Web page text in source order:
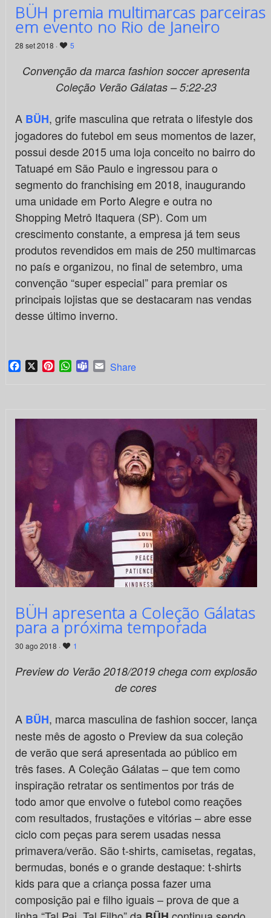
BÜH premia multimarcas parceiras
em evento no Rio de Janeiro
28 set 2018 · 5
Convenção da marca fashion soccer apresenta
Coleção Verão Gálatas – 5:22-23
A BÜH, grife masculina que retrata o lifestyle dos
jogadores do futebol em seus momentos de lazer,
possui desde 2015 uma loja conceito no bairro do
Tatuapé em São Paulo e ingressou para o
segmento do franchising em 2018, inaugurando
uma unidade em Porto Alegre e outra no
Shopping Metrô Itaquera (SP). Com um
crescimento constante, a empresa já tem seus
produtos revendidos em mais de 250 multimarcas
no país e organizou, no final de setembro, uma
convenção “super especial” para premiar os
principais lojistas que se destacaram nas vendas
desse último inverno.
Facebook
X PinterestWhatsApp
TeamsEmail
Share
BÜH apresenta a Coleção Gálatas
para a próxima temporada
30 ago 2018 · 1
Preview do Verão 2018/2019 chega com explosão
de cores
A BÜH, marca masculina de fashion soccer, lança
neste mês de agosto o Preview da sua coleção
de verão que será apresentada ao público em
três fases. A Coleção Gálatas – que tem como
inspiração retratar os sentimentos por trás de
todo amor que envolve o futebol como reações
com resultados, frustações e vitórias – abre esse
ciclo com peças para serem usadas nessa
primavera/verão. São t-shirts, camisetas, regatas,
bermudas, bonés e o grande destaque: t-shirts
kids para que a criança possa fazer uma
composição pai e filho iguais – prova de que a